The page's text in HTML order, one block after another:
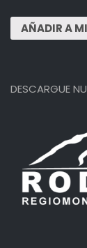
DESCARGUE